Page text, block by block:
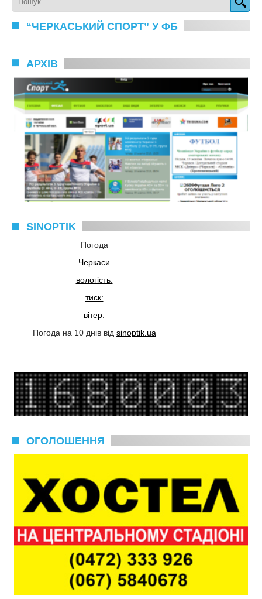
“ЧЕРКАСЬКИЙ СПОРТ” У ФБ
АРХІВ
SINOPTIK
Погода
Черкаси
вологість:
тиск:
вітер:
Погода на 10 днів від sinoptik.ua
ОГОЛОШЕННЯ